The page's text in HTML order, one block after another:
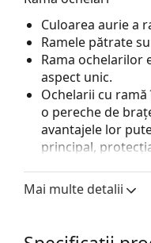
Culoarea aurie a
Ramele pătrate
Rama ochelarilor
aspect unic.
Ochelarii cu
o pereche de
avantajele lor
principal,
Pernițele de nas
nas se vor
deteriorarea sau
Mai multe detalii